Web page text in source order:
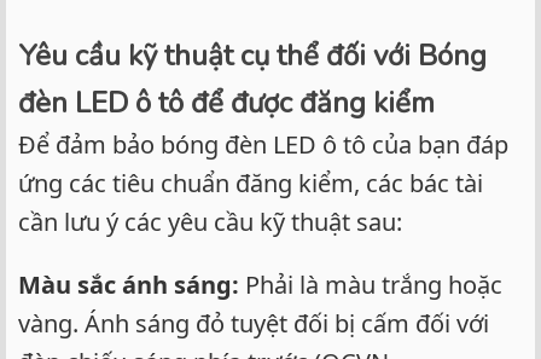
Yêu cầu kỹ thuật cụ thể đối với Bóng
đèn LED ô tô để được đăng kiểm
Để đảm bảo bóng đèn LED ô tô của bạn đáp
ứng các tiêu chuẩn đăng kiểm, các bác tài
cần lưu ý các yêu cầu kỹ thuật sau:
Màu sắc ánh sáng: Phải là màu trắng hoặc
vàng. Ánh sáng đỏ tuyệt đối bị cấm đối với